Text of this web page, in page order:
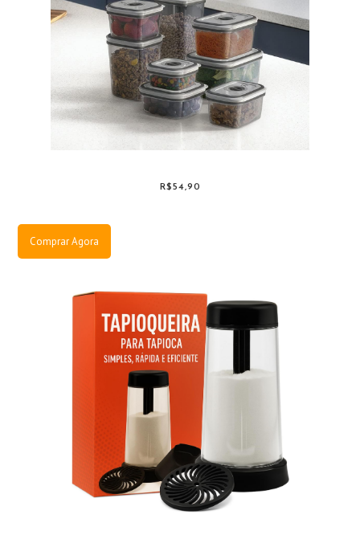
R$54,90
Comprar Agora